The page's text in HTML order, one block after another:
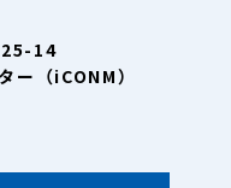
25-14
ー（iCONM）